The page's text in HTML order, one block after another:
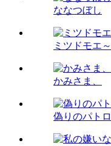
ななつぼし
ミツドモエ
かみさま、
偽りのパト